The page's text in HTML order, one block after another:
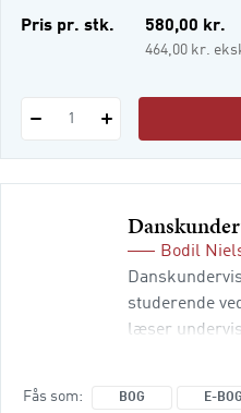
e-bog
Pris pr. stk. 580,00 kr.
464,00 kr.
1
Bodil
studerende
læser
Fås som BOG E-BOG